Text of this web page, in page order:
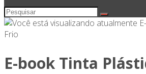
E-book Tinta